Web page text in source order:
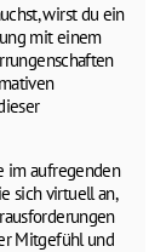
wirst du ein
mit einem
im aufregenden
sich virtuell an,
Mitgefühl und